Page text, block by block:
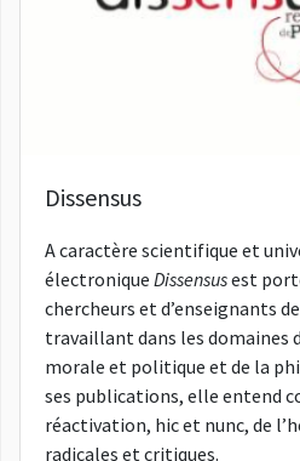
Dissensus
A caractère scientifique et
électronique Dissensusest
chercheurs et d’enseignants
travaillant dans les domaines
morale et politique et de la
ses publications, elle entend
réactivation, hic et nunc, de
radicales et critiques.